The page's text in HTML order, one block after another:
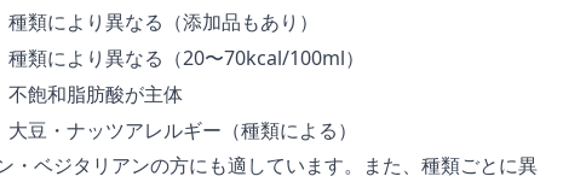
種類により異なる（添加品もあり）
種類により異なる（20〜70kcal/100ml）
不飽和脂肪酸が主体
大豆・ナッツアレルギー（種類による）
・ベジタリアンの方にも適しています。また、種類ごとに異